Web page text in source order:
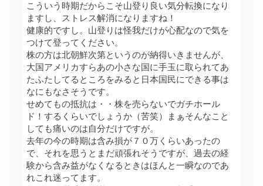
こういう時期だからこそ山登り良い気分転換になり
ますし、ストレス解消になりますね！
健康的ですし。山登りは怪我だけが心配なので気を
つけて登ってください。
株の方は北朝鮮次第というのが納得いきませんが、
大国アメリカすらあの小さな国に手玉に取られてあ
たふたしてるところをみると日本国民にできる事は
なにもなさそうです。
せめてもの抵抗は・・株を売らないでガチホール
ド！するくらいでしょうか（苦笑）まぁそんなこと
しても痛いのは自分だけですが。
去年の今の時期は含み損が７０万くらいあったの
で、それを思うとまだ頑張れそうですが、過去の経
験から含み益がなくなるときはほんと一瞬なのであ
れこれ迷ってます。